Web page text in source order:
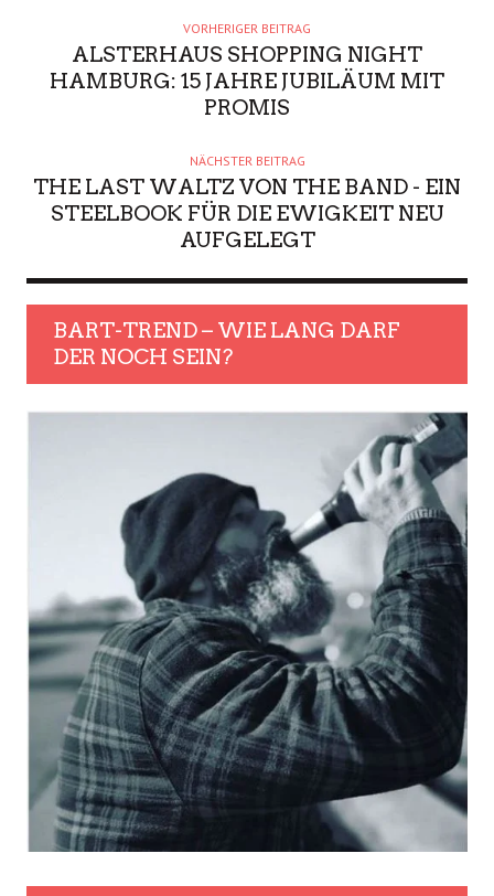
VORHERIGER BEITRAG
ALSTERHAUS SHOPPING NIGHT
HAMBURG: 15 JAHRE JUBILÄUM MIT
PROMIS
NÄCHSTER BEITRAG
THE LAST WALTZ VON THE BAND - EIN
STEELBOOK FÜR DIE EWIGKEIT NEU
AUFGELEGT
BART-TREND – WIE LANG DARF
DER NOCH SEIN?